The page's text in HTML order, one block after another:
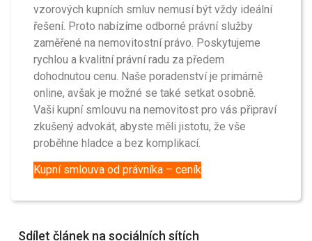
vzorových kupních smluv nemusí být vždy ideální
řešení. Proto nabízíme odborné právní služby
zaměřené na nemovitostní právo. Poskytujeme
rychlou a kvalitní právní radu za předem
dohodnutou cenu. Naše poradenství je primárně
online, avšak je možné se také setkat osobně.
Vaši kupní smlouvu na nemovitost pro vás připraví
zkušený advokát, abyste měli jistotu, že vše
proběhne hladce a bez komplikací.
Kupní smlouva od právníka – ceník
Sdílet článek na sociálních sítích